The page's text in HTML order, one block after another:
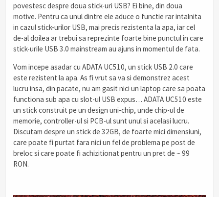
povestesc despre doua stick-uri USB? Ei bine, din doua
motive. Pentru ca unul dintre ele aduce o functie rar intalnita
in cazul stick-urilor USB, mai precis rezistenta la apa, iar cel
de-al doilea ar trebui sa reprezinte foarte bine punctul in care
stick-urile USB 3.0 mainstream au ajuns in momentul de fata.
Vom incepe asadar cu ADATA UC510, un stick USB 2.0 care
este rezistent la apa. As fi vrut sa va si demonstrez acest
lucru insa, din pacate, nu am gasit nici un laptop care sa poata
functiona sub apa cu slot-ul USB expus… ADATA UC510 este
un stick construit pe un design uni-chip, unde chip-ul de
memorie, controller-ul si PCB-ul sunt unul si acelasi lucru.
Discutam despre un stick de 32GB, de foarte mici dimensiuni,
care poate fi purtat fara nici un fel de problema pe post de
breloc si care poate fi achizitionat pentru un pret de ~ 99
RON.